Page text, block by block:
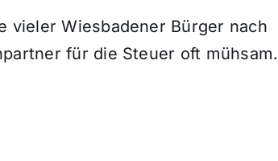
vieler Wiesbadener Bürger nach
für die Steuer oft mühsam.